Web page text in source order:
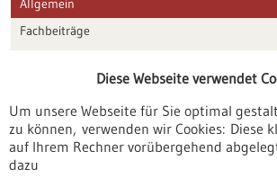
Allgemein
Fachbeiträge
Veranstaltungen
Erscheinungsdatum
Diese Webseite verwendet
Um unsere Webseite für Sie optimal
zu können, verwenden wir Cookies: Diese
auf Ihrem Rechner vorübergehend
dazu